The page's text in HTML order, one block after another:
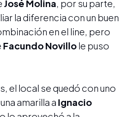
José Molina, por su parte,
la diferencia con un buen
en el line, pero
Facundo Novillole puso
el local se quedó con uno
amarilla a Ignacio